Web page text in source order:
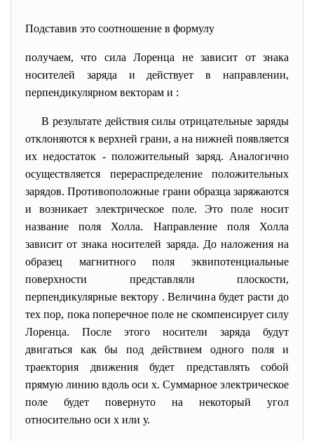
Подставив это соотношение в формулу
получаем, что сила Лоренца не зависит от знака
носителей заряда и действует в направлении,
перпендикулярном векторам и :
В результате действия силы отрицательные заряды
отклоняются к верхней грани, а на нижней появляется
их недостаток - положительный заряд. Аналогично
осуществляется перераспределение положительных
зарядов. Противоположные грани образца заряжаются
и возникает электрическое поле. Это поле носит
название поля Холла. Направление поля Холла
зависит от знака носителей заряда. До наложения на
образец магнитного поля эквипотенциальные
поверхности представляли плоскости,
перпендикулярные вектору . Величина будет расти до
тех пор, пока поперечное поле не скомпенсирует силу
Лоренца. После этого носители заряда будут
двигаться как бы под действием одного поля и
траектория движения будет представлять собой
прямую линию вдоль оси х. Суммарное электрическое
поле будет повернуто на некоторый угол
относительно оси х или у.